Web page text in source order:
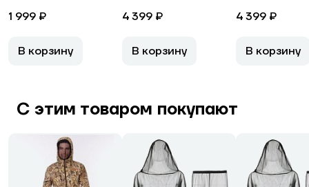
1 999 ₽
В корзину
4 399 ₽
В корзину
4 399 ₽
В корзину
С этим товаром покупают